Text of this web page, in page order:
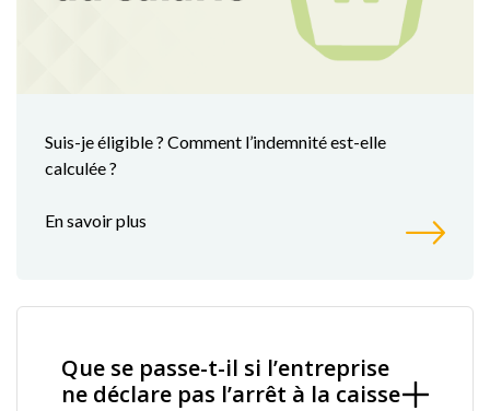
Suis-je éligible ? Comment l’indemnité est-elle
calculée ?
En savoir plus
Que se passe-t-il si l’entreprise
ne déclare pas l’arrêt à la caisse